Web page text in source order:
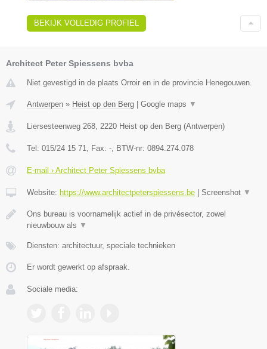
BEKIJK VOLLEDIG PROFIEL
Architect Peter Spiessens bvba
Niet gevestigd in de plaats Orroir en in de provincie Henegouwen.
Antwerpen » Heist op den Berg Google maps ▼
Liersesteenweg 268, 2220 Heist op den Berg (Antwerpen)
Tel: 015/24 15 71, Fax: -, BTW-nr: 0894.274.078
E-mail › Architect Peter Spiessens bvba
Website: https://www.architectpeterspiessens.be Screenshot ▼
Ons bureau is voornamelijk actief in de privésector, zowel
nieuwbouw als ▼
Diensten: architectuur, speciale technieken
Er wordt gewerkt op afspraak.
Sociale media: